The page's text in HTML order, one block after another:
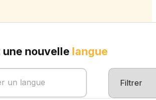
une nouvelle langue